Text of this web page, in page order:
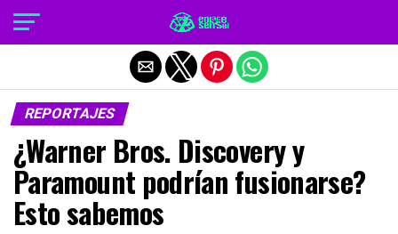
REPORTAJES
¿Warner Bros. Discovery y
Paramount podrían fusionarse?
Esto sabemos
Salir de la versión móvil